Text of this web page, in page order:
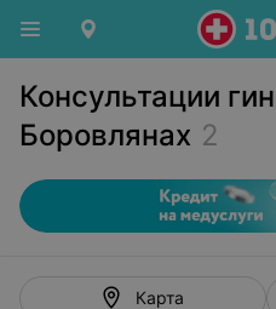
Консультации
Боровлянах 2
Карта